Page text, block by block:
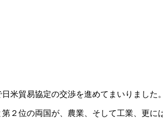
米貿易協定の交渉を進めてまいりました。
位の両国が、農業、そして工業、更に